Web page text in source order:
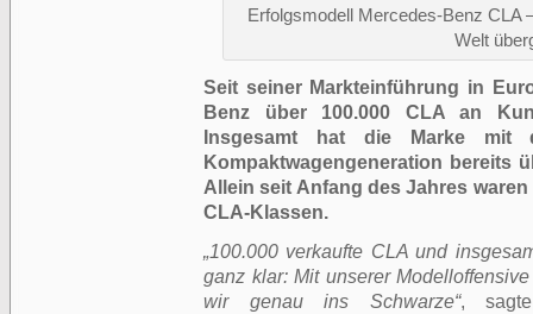
Erfolgsmodell Mercedes-Benz CLA
Welt
Seit seiner Markteinführung in
Benz über 100.000 CLA an
Insgesamt hat die Marke
Kompaktwagengeneration bereits
Allein seit Anfang des Jahres
CLA-Klassen.
„100.000 verkaufte CLA und
ganz klar: Mit unserer
wir genau ins Schwarze“,